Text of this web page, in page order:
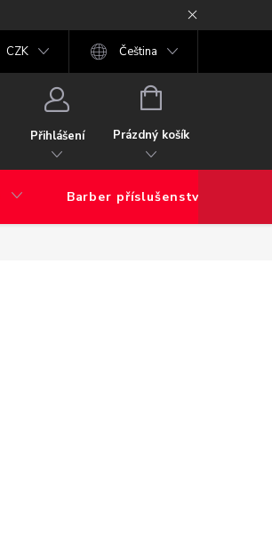
Moje objednávka GDPR
CZK Čeština
Přihlášení
NÁKUPNÍ
Prázdný košík
Barber příslušenství